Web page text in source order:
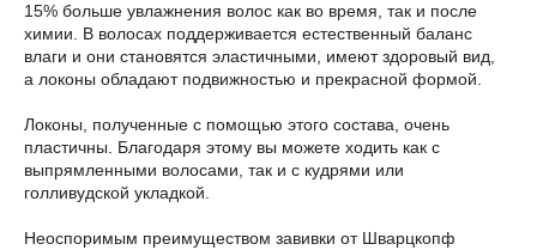
15% больше увлажнения волос как во время, так и после
химии. В волосах поддерживается естественный баланс
влаги и они становятся эластичными, имеют здоровый вид,
а локоны обладают подвижностью и прекрасной формой.
Локоны, полученные с помощью этого состава, очень
пластичны. Благодаря этому вы можете ходить как с
выпрямленными волосами, так и с кудрями или
голливудской укладкой.
Неоспоримым преимуществом завивки от Шварцкопф